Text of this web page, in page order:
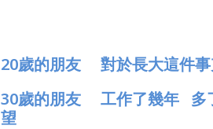
20歲的朋友 對於長大這件
30歲的朋友 工作了幾年 多
望